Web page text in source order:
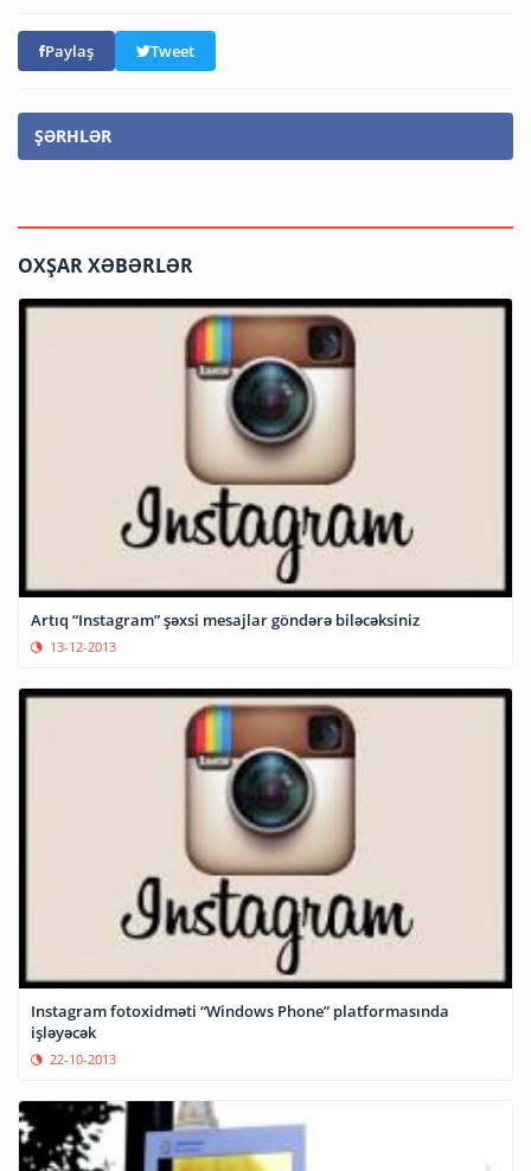
Paylaş Tweet
ŞƏRHLƏR
OXŞAR XƏBƏRLƏR
Artıq “Instagram” şəxsi mesajlar göndərə biləcəksiniz
13-12-2013
Instagram fotoxidməti “Windows Phone” platformasında
işləyəcək
22-10-2013